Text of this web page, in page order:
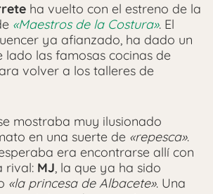
ha vuelto con el estreno de la
«Maestros de la Costura». El
ya afianzado, ha dado un
las famosas cocinas de
volver a los talleres de
mostraba muy ilusionado
en una suerte de «repesca».
era encontrarse allí con
rival: MJ, la que ya ha sido
«la princesa de Albacete». Una